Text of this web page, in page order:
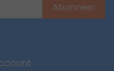
Abonneer